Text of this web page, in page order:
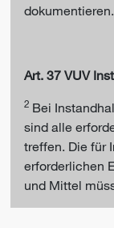
dokumentieren.
Art. 37 VUV
2 Bei
sind alle
treffen. Die für
erforderlichen
und Mittel